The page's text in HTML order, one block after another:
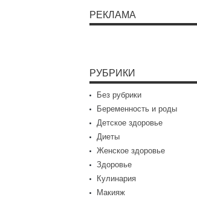
РЕКЛАМА
РУБРИКИ
Без рубрики
Беременность и роды
Детское здоровье
Диеты
Женское здоровье
Здоровье
Кулинария
Макияж